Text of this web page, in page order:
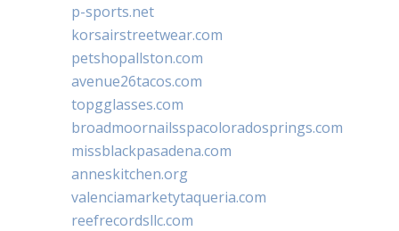
p-sports.net
korsairstreetwear.com
petshopallston.com
avenue26tacos.com
topgglasses.com
broadmoornailsspacoloradosprings.com
missblackpasadena.com
anneskitchen.org
valenciamarketytaqueria.com
reefrecordsllc.com